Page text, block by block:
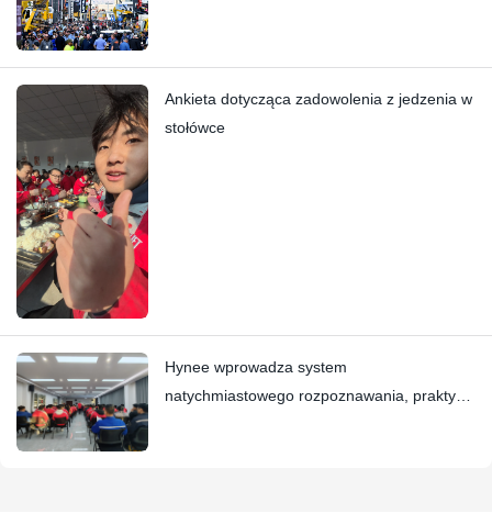
Ankieta dotycząca zadowolenia z jedzenia w
stołówce
Hynee wprowadza system
natychmiastowego rozpoznawania, praktyka